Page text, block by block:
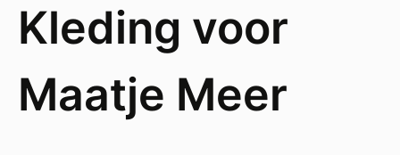
Kleding voor
Maatje Meer